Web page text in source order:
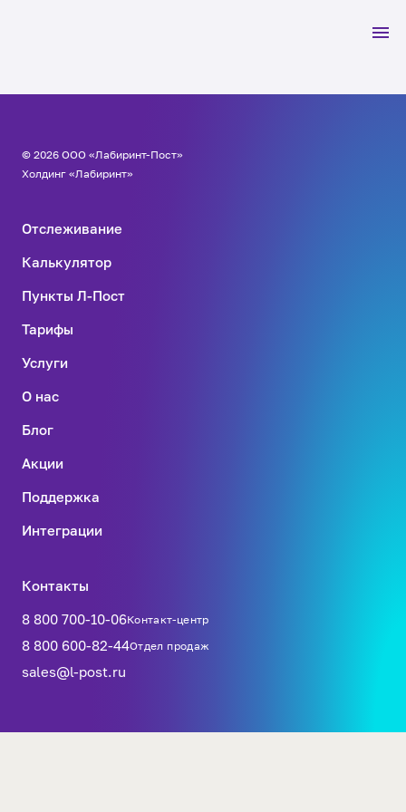
© 2026 ООО «Лабиринт-Пост»
Холдинг «Лабиринт»
Отслеживание
Калькулятор
Пункты Л-Пост
Тарифы
Услуги
О нас
Блог
Акции
Поддержка
Интеграции
Контакты
8 800 700-10-06Контакт-центр
8 800 600-82-44Отдел продаж
sales@l-post.ru